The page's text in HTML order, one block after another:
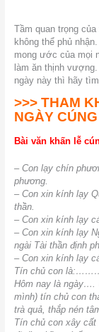
Tầm quan trọng
không thể phủ
mong ước của mọi
làm ăn thịnh
ngày này thì hãy
>>> THAM
NGÀY
Bài văn khấn lễ
– Con lạy chín
phương.
– Con xin kính lạy
thần.
– Con xin kính lạy
– Con xin kính lạy
ngài Tài thần định
– Con xin kính lạy
Tín chủ con
Hôm nay là ngày….
mình) tín chủ con
trà quả, thắp nén
Tín chủ con xây